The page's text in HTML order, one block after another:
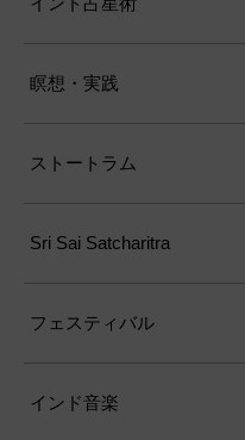
瞑想・実践
ストートラム
Sri Sai Satcharitra
フェスティバル
インド音楽